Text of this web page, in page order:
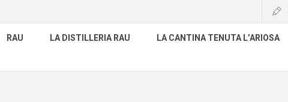
RAU LA DISTILLERIA RAU LA CANTINA TENUTA L’ARIOSA